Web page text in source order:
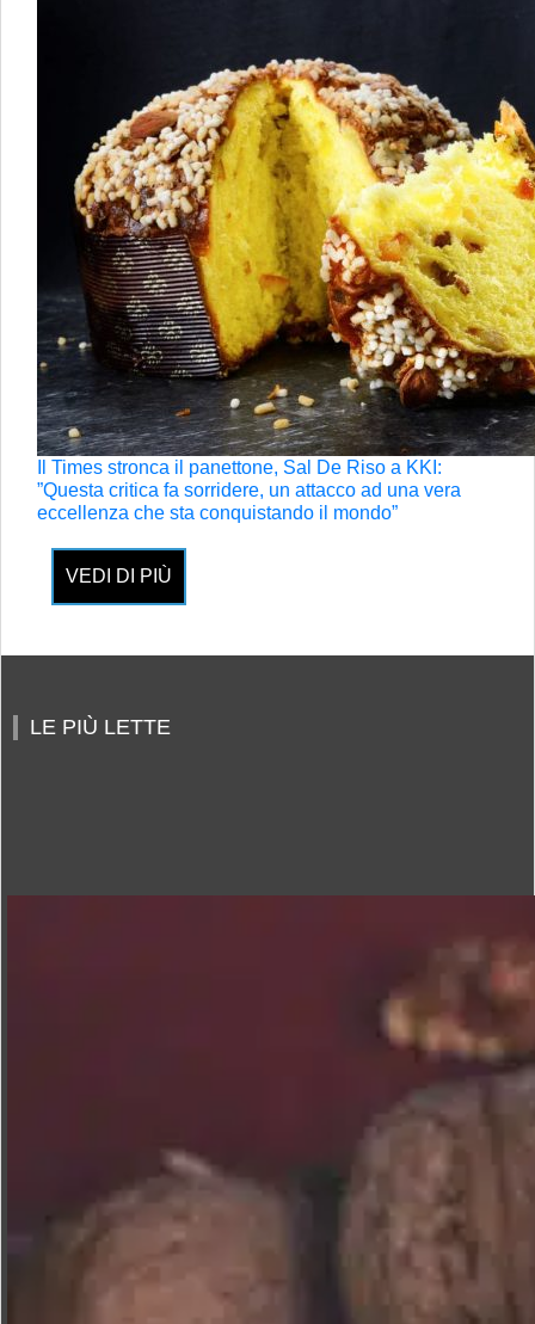
Il Times stronca il panettone, Sal De Riso a KKI:
”Questa critica fa sorridere, un attacco ad una vera
eccellenza che sta conquistando il mondo”
VEDI DI PIÙ
LE PIÙ LETTE